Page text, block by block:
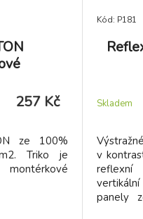
257 Kč
ze 100%
Triko je
Kód: P181
Skladem
v
panely